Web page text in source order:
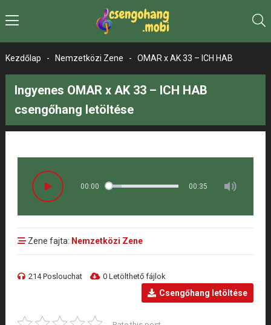
Kezdőlap - Nemzetközi Zene - OMAR x AK 33 – ICH HAB
Ingyenes OMAR x AK 33 – ICH HAB
csengőhang letöltése
00:00 00:35
Zene fajta: Nemzetközi Zene
214 Poslouchat 0 Letölthető fájlok
Csengőhang letöltése